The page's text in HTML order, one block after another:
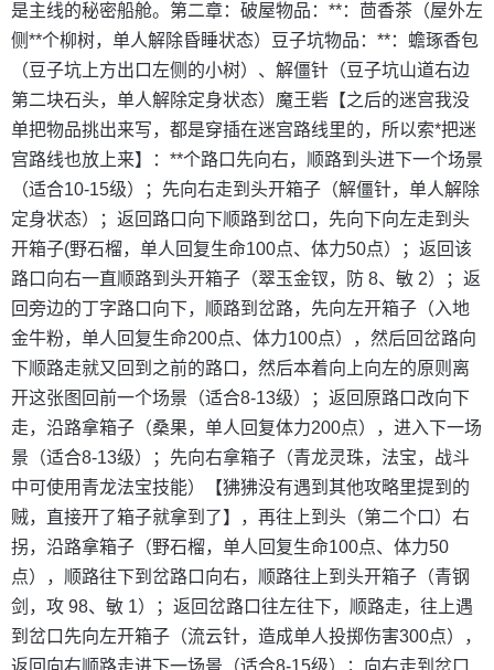
是主线的秘密船舱。第二章：破屋物品：**：茴香茶（屋外左
侧**个柳树，单人解除昏睡状态）豆子坑物品：**：蟾琢香包
（豆子坑上方出口左侧的小树）、解僵针（豆子坑山道右边
第二块石头，单人解除定身状态）魔王砦【之后的迷宫我没
单把物品挑出来写，都是穿插在迷宫路线里的，所以索*把迷
宫路线也放上来】：**个路口先向右，顺路到头进下一个场景
（适合10-15级）；先向右走到头开箱子（解僵针，单人解除
定身状态）；返回路口向下顺路到岔口，先向下向左走到头
开箱子(野石榴，单人回复生命100点、体力50点）；返回该
路口向右一直顺路到头开箱子（翠玉金钗，防 8、敏 2）；返
回旁边的丁字路口向下，顺路到岔路，先向左开箱子（入地
金牛粉，单人回复生命200点、体力100点），然后回岔路向
下顺路走就又回到之前的路口，然后本着向上向左的原则离
开这张图回前一个场景（适合8-13级）；返回原路口改向下
走，沿路拿箱子（桑果，单人回复体力200点），进入下一场
景（适合8-13级）；先向右拿箱子（青龙灵珠，法宝，战斗
中可使用青龙法宝技能）【狒狒没有遇到其他攻略里提到的
贼，直接开了箱子就拿到了】，再往上到头（第二个口）右
拐，沿路拿箱子（野石榴，单人回复生命100点、体力50
点），顺路往下到岔路口向右，顺路往上到头开箱子（青钢
剑，攻 98、敏 1）；返回岔路口往左往下，顺路走，往上遇
到岔口先向左开箱子（流云针，造成单人投掷伤害300点），
返回向右顺路走进下一场景（适合8-15级）；向右走到岔口